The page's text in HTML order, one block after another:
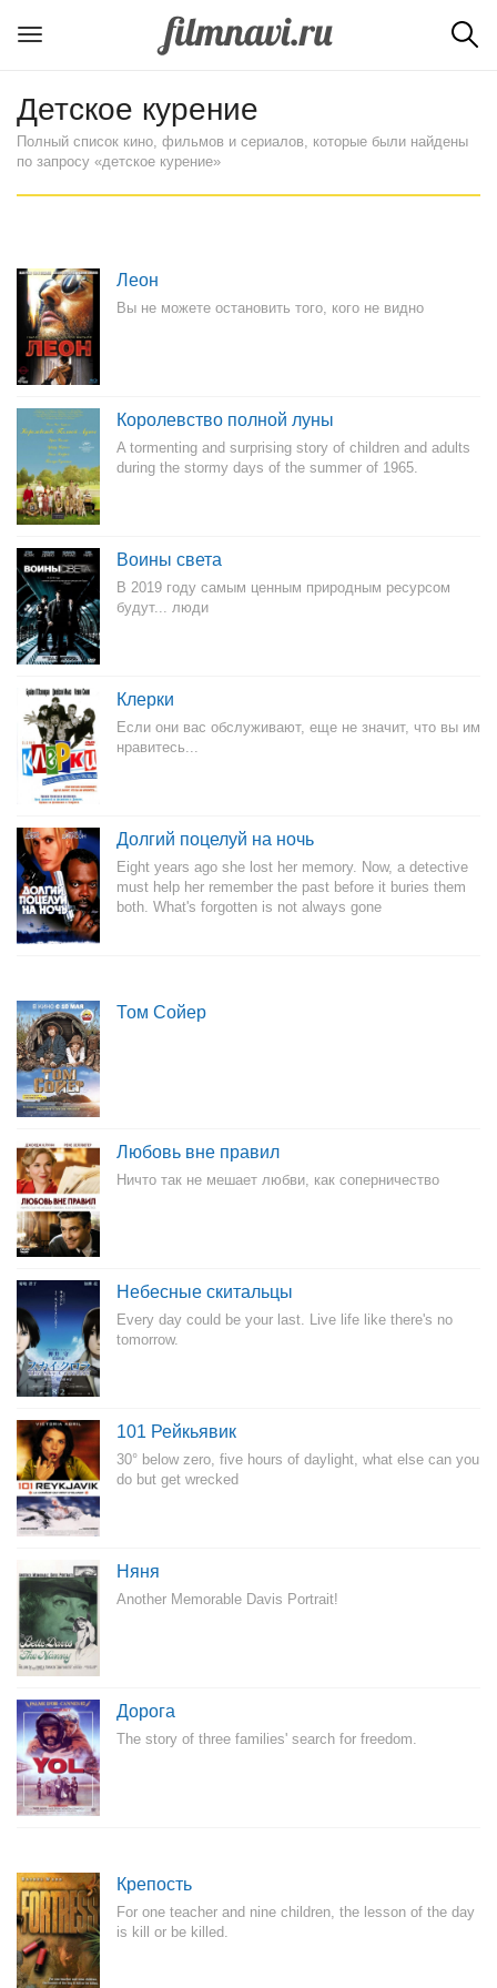
Детское курение
Полный список кино, фильмов и сериалов, которые были найдены
по запросу «детское курение»
Леон
Вы не можете остановить того, кого не видно
Королевство полной луны
A tormenting and surprising story of children and adults
during the stormy days of the summer of 1965.
Воины света
В 2019 году самым ценным природным ресурсом
будут... люди
Клерки
Если они вас обслуживают, еще не значит, что вы им
нравитесь...
Долгий поцелуй на ночь
Eight years ago she lost her memory. Now, a detective
must help her remember the past before it buries them
both. What's forgotten is not always gone
Том Сойер
Любовь вне правил
Ничто так не мешает любви, как соперничество
Небесные скитальцы
Every day could be your last. Live life like there's no
tomorrow.
101 Рейкьявик
30° below zero, five hours of daylight, what else can you
do but get wrecked
Няня
Another Memorable Davis Portrait!
Дорога
The story of three families' search for freedom.
Крепость
For one teacher and nine children, the lesson of the day
is kill or be killed.